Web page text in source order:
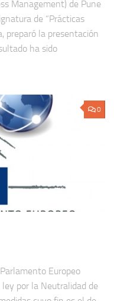
Management) de Pune
de “Prácticas
preparó la presentación
ha sido
0
Europeo
por la Neutralidad de